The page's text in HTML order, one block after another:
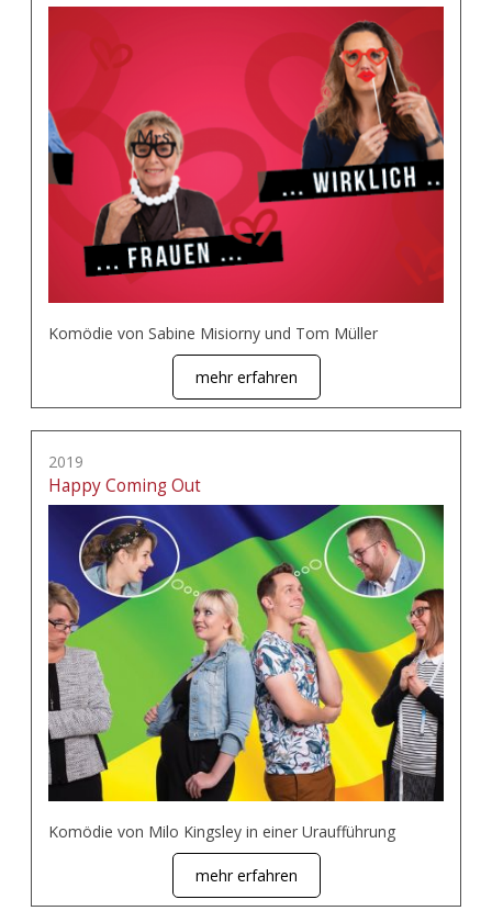
Komödie von Sabine Misiorny und Tom Müller
mehr erfahren
2019
Happy Coming Out
Komödie von Milo Kingsley in einer Uraufführung
mehr erfahren